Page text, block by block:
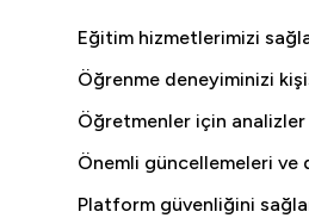
Eğitim hizmetlerimizi
Öğrenme deneyiminizi
Öğretmenler için
Önemli güncellemeleri ve
Platform güvenliğini